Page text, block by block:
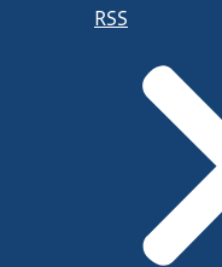
RSS